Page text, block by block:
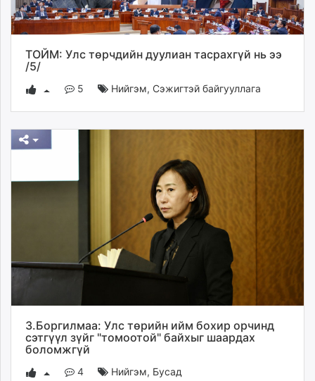
ТОЙМ: Улс төрчдийн дуулиан тасрахгүй нь ээ
/5/
5 Нийгэм, Сэжигтэй байгууллага
З.Боргилмаа: Улс төрийн ийм бохир орчинд
сэтгүүл зүйг "томоотой" байхыг шаардах
боломжгүй
4 Нийгэм, Бусад